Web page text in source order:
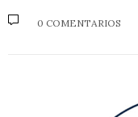
0 COMENTARIOS